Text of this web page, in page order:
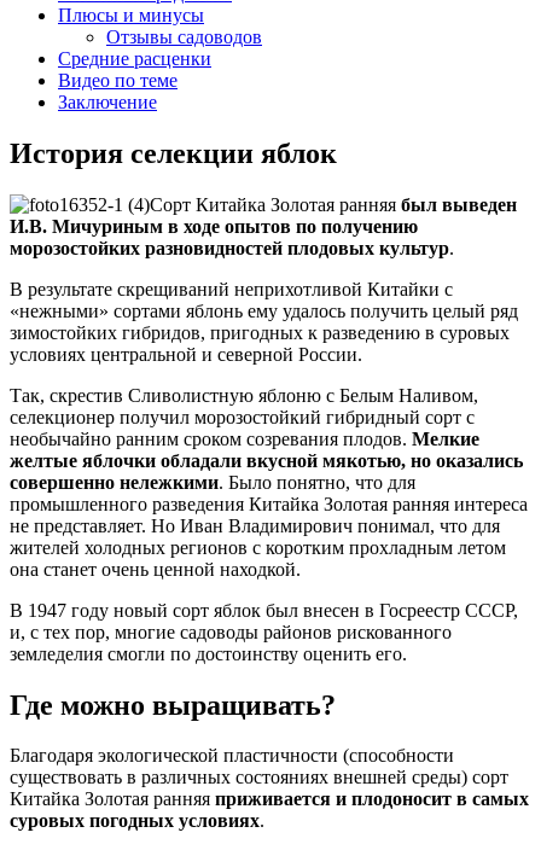
Плюсы и минусы
Отзывы садоводов
Средние расценки
Видео по теме
Заключение
История селекции яблок
Сорт Китайка Золотая ранняя был выведен
И.В. Мичуриным в ходе опытов по получению
морозостойких разновидностей плодовых культур.
В результате скрещиваний неприхотливой Китайки с
«нежными» сортами яблонь ему удалось получить целый ряд
зимостойких гибридов, пригодных к разведению в суровых
условиях центральной и северной России.
Так, скрестив Сливолистную яблоню с Белым Наливом,
селекционер получил морозостойкий гибридный сорт с
необычайно ранним сроком созревания плодов. Мелкие
желтые яблочки обладали вкусной мякотью, но оказались
совершенно нележкими. Было понятно, что для
промышленного разведения Китайка Золотая ранняя интереса
не представляет. Но Иван Владимирович понимал, что для
жителей холодных регионов с коротким прохладным летом
она станет очень ценной находкой.
В 1947 году новый сорт яблок был внесен в Госреестр СССР,
и, с тех пор, многие садоводы районов рискованного
земледелия смогли по достоинству оценить его.
Где можно выращивать?
Благодаря экологической пластичности (способности
существовать в различных состояниях внешней среды) сорт
Китайка Золотая ранняя приживается и плодоносит в самых
суровых погодных условиях.